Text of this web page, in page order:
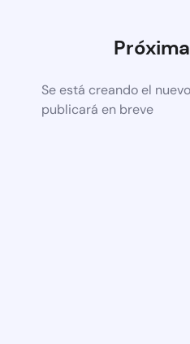
Se está creando el
publicará en breve